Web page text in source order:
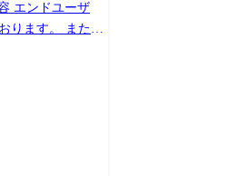
ります。 また、